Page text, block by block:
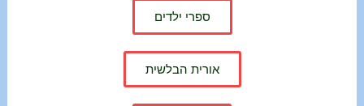
ספרי ילדים
אורית הבלשית